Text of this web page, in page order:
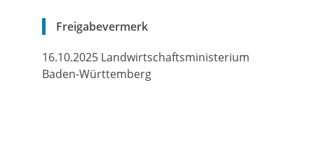
Freigabevermerk
16.10.2025 Landwirtschaftsministerium
Baden-Württemberg